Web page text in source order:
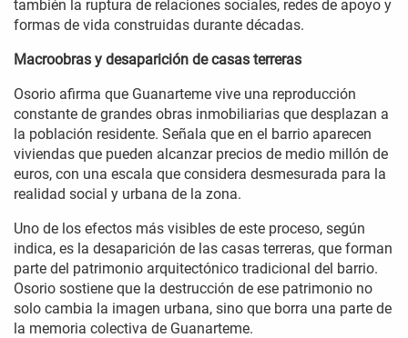
también la ruptura de relaciones sociales, redes de apoyo y
formas de vida construidas durante décadas.
Macroobras y desaparición de casas terreras
Osorio afirma que Guanarteme vive una reproducción
constante de grandes obras inmobiliarias que desplazan a
la población residente. Señala que en el barrio aparecen
viviendas que pueden alcanzar precios de medio millón de
euros, con una escala que considera desmesurada para la
realidad social y urbana de la zona.
Uno de los efectos más visibles de este proceso, según
indica, es la desaparición de las casas terreras, que forman
parte del patrimonio arquitectónico tradicional del barrio.
Osorio sostiene que la destrucción de ese patrimonio no
solo cambia la imagen urbana, sino que borra una parte de
la memoria colectiva de Guanarteme.